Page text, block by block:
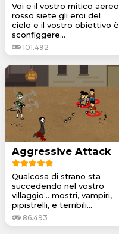
Voi e il vostro mitico aereo
rosso siete gli eroi del
cielo e il vostro obiettivo è
sconfiggere...
101.492
Aggressive Attack
Qualcosa di strano sta
succedendo nel vostro
villaggio... mostri, vampiri,
pipistrelli, e terribili...
86.493